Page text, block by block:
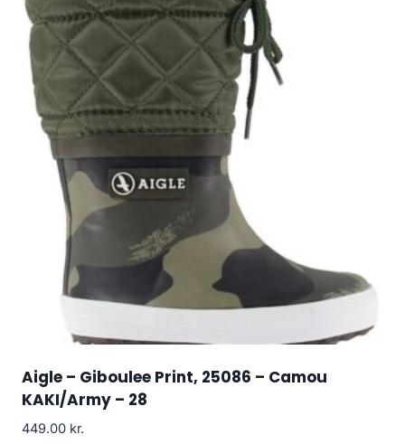
Aigle – Giboulee Print, 25086 – Camou
KAKI/Army – 28
449.00 kr.